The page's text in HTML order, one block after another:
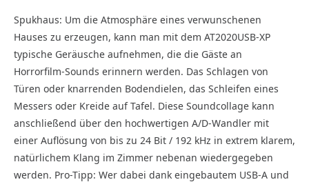
Spukhaus: Um die Atmosphäre eines verwunschenen
Hauses zu erzeugen, kann man mit dem AT2020USB-XP
typische Geräusche aufnehmen, die die Gäste an
Horrorfilm-Sounds erinnern werden. Das Schlagen von
Türen oder knarrenden Bodendielen, das Schleifen eines
Messers oder Kreide auf Tafel. Diese Soundcollage kann
anschließend über den hochwertigen A/D-Wandler mit
einer Auflösung von bis zu 24 Bit / 192 kHz in extrem klarem,
natürlichem Klang im Zimmer nebenan wiedergegeben
werden. Pro-Tipp: Wer dabei dank eingebautem USB-A und